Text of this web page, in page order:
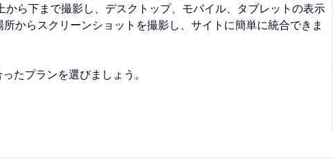
ら下まで撮影し、デスクトップ、モバイル、タブレットの表示
からスクリーンショットを撮影し、サイトに簡単に統合できま
たプランを選びましょう。